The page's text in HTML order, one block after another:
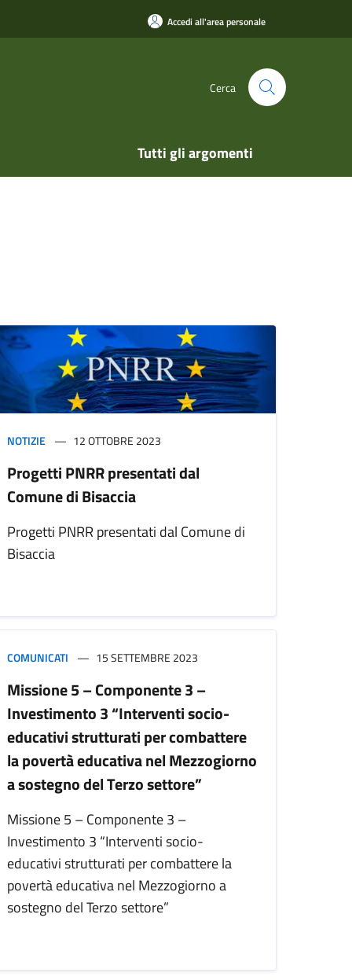
Accedi all'area personale
Cerca
Tutti gli argomenti
NOTIZIE 12 OTTOBRE 2023
Progetti PNRR presentati dal
Comune di Bisaccia
Progetti PNRR presentati dal Comune di
Bisaccia
COMUNICATI 15 SETTEMBRE 2023
Missione 5 – Componente 3 –
Investimento 3 “Interventi socio-
educativi strutturati per combattere
la povertà educativa nel Mezzogiorno
a sostegno del Terzo settore”
Missione 5 – Componente 3 –
Investimento 3 “Interventi socio-
educativi strutturati per combattere la
povertà educativa nel Mezzogiorno a
sostegno del Terzo settore”